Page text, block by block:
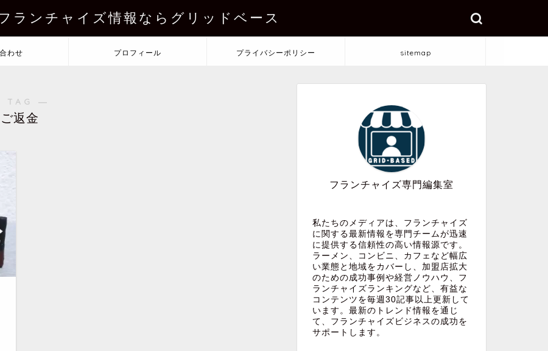
ランチャイズ情報ならグリッドベース
わせ プロフィール プライバシーポリシー sitemap
TAG ―
ご返金
フランチャイズ専門編集室
私たちのメディアは、フランチャイズ
に関する最新情報を専門チームが迅速
に提供する信頼性の高い情報源です。
ラーメン、コンビニ、カフェなど幅広
い業態と地域をカバーし、加盟店拡大
のための成功事例や経営ノウハウ、フ
ランチャイズランキングなど、有益な
コンテンツを毎週30記事以上更新して
います。最新のトレンド情報を通じ
て、フランチャイズビジネスの成功を
サポートします。